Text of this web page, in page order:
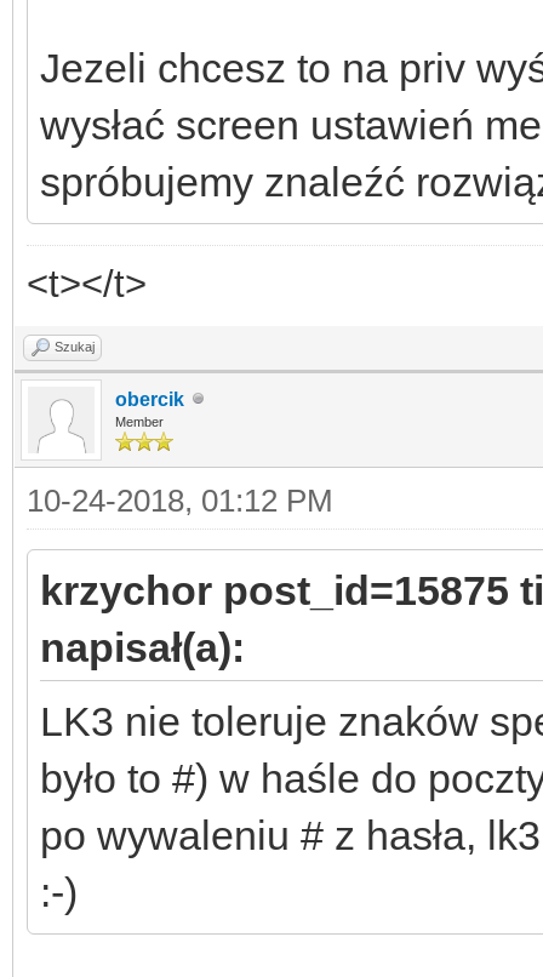
Jezeli chcesz to na priv
wysłać screen ustawień
spróbujemy znaleźć
<t></t>
Szukaj
obercik
Member
10-24-2018, 01:12 PM
krzychor post_id=15875
napisał(a):
LK3 nie toleruje znaków
było to #) w haśle do
po wywaleniu # z hasła,
:-)